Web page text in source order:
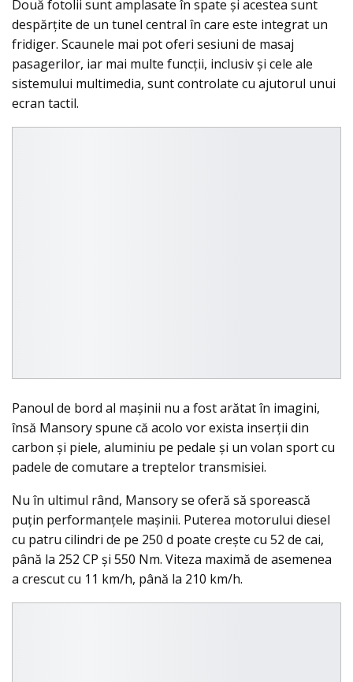
Două fotolii sunt amplasate în spate şi acestea sunt
despărţite de un tunel central în care este integrat un
fridiger. Scaunele mai pot oferi sesiuni de masaj
pasagerilor, iar mai multe funcţii, inclusiv şi cele ale
sistemului multimedia, sunt controlate cu ajutorul unui
ecran tactil.
Panoul de bord al maşinii nu a fost arătat în imagini,
însă Mansory spune că acolo vor exista inserţii din
carbon şi piele, aluminiu pe pedale şi un volan sport cu
padele de comutare a treptelor transmisiei.
Nu în ultimul rând, Mansory se oferă să sporească
puţin performanţele maşinii. Puterea motorului diesel
cu patru cilindri de pe 250 d poate creşte cu 52 de cai,
până la 252 CP şi 550 Nm. Viteza maximă de asemenea
a crescut cu 11 km/h, până la 210 km/h.